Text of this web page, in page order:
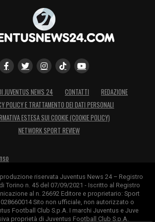
dei talenti più importanti
bisogno di essere coccolato, si
Ha grande tecnica, ma
a competere in ogni istante.
di Foden, altro talento, lui
si concede pause, è sempre in
deve arrivare al suo livello con
PARTE DELL’INTERVISTA A
DANILO
DELLE NOSTRE TOP NEWS
JUVENTUS NEWS 24 CONTATTI
REDAZIONE
POLICY E TRATTAMENTO DEI DATI PERSONALI
ESTESA SUI COOKIE (COOKIE POLICY)
NETWORK SPORT REVIEW
riservata Juventus News 24 – Registro
Torino n. 45 del 07/09/2021 - Iscritto al Registro
al n. 26692 Editore e proprietario: Sport
Sito non ufficiale, non autorizzato o
Football Club S.p.A. I marchi Juventus e Juve
proprietà di Juventus Football Club S.p.A.